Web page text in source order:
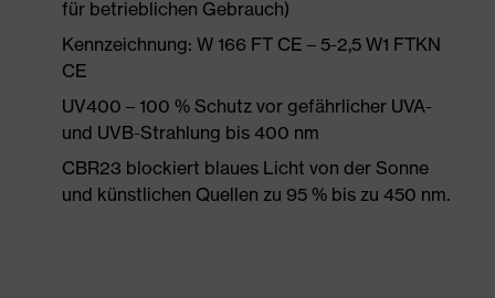
für betrieblichen Gebrauch)
Kennzeichnung: W 166 FT CE – 5-2,5 W1 FTKN
CE
UV400 – 100 % Schutz vor gefährlicher UVA-
und UVB-Strahlung bis 400 nm
CBR23 blockiert blaues Licht von der Sonne
und künstlichen Quellen zu 95 % bis zu 450 nm.